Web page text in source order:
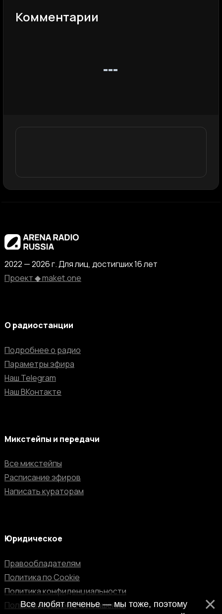
Комментарии
2022 — 2026 г. Для лиц, достигших 16 лет
Проект ◆ maket.one
О радиостанции
Подробнее о радио
Параметры эфира
Наш Telegram
Наш ВКонтакте
Микстейпы и передачи
Все микстейпы
Расписание эфиров
Написать кураторам
Юридическое
Правообладателям
Политика по Cookie
Политика конфиденциальности
Пользовательское соглашение
Все любят печенье — мы тоже, поэтому